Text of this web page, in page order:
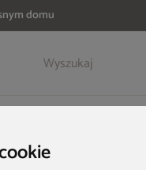
domu
Akcesoria